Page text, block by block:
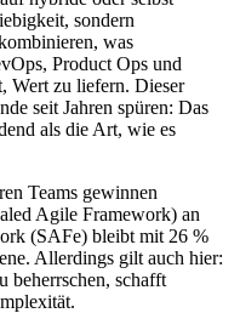
sondern
was
Product Ops und
Wert zu liefern. Dieser
seit Jahren spüren: Das
als die Art, wie es
Teams gewinnen
Agile Framework) an
(SAFe) bleibt mit 26 %
Allerdings gilt auch hier:
beherrschen, schafft